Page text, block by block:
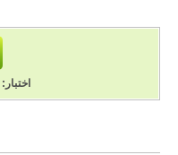
اختبار: